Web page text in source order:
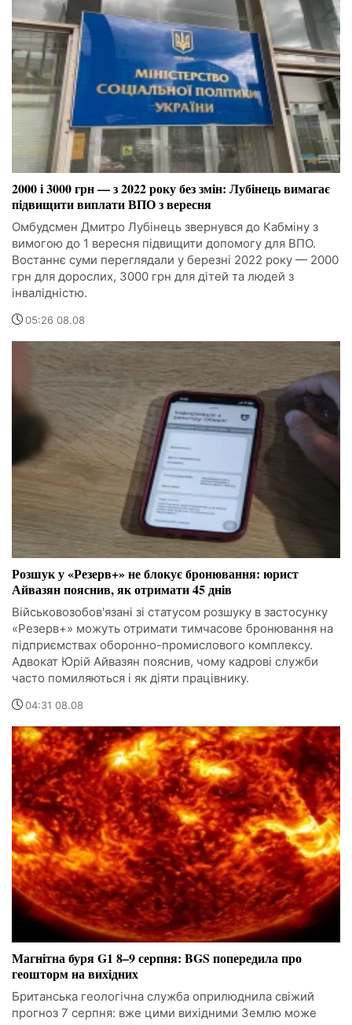
2000 і 3000 грн — з 2022 року без змін: Лубінець вимагає
підвищити виплати ВПО з вересня
Омбудсмен Дмитро Лубінець звернувся до Кабміну з
вимогою до 1 вересня підвищити допомогу для ВПО.
Востаннє суми переглядали у березні 2022 року — 2000
грн для дорослих, 3000 грн для дітей та людей з
інвалідністю.
05:26 08.08
Розшук у «Резерв+» не блокує бронювання: юрист
Айвазян пояснив, як отримати 45 днів
Військовозобов'язані зі статусом розшуку в застосунку
«Резерв+» можуть отримати тимчасове бронювання на
підприємствах оборонно-промислового комплексу.
Адвокат Юрій Айвазян пояснив, чому кадрові служби
часто помиляються і як діяти працівнику.
04:31 08.08
Магнітна буря G1 8–9 серпня: BGS попередила про
геошторм на вихідних
Британська геологічна служба оприлюднила свіжий
прогноз 7 серпня: вже цими вихідними Землю може